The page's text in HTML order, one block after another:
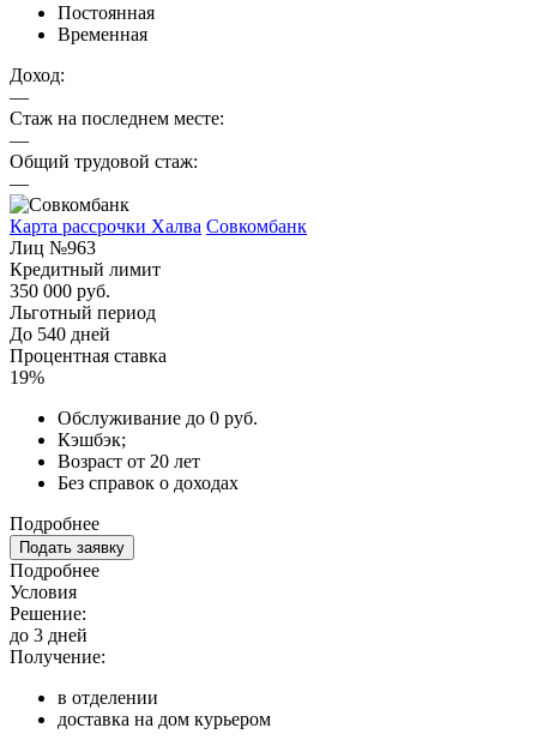
Постоянная
Временная
Доход:
—
Стаж на последнем месте:
—
Общий трудовой стаж:
—
Карта рассрочки Халва Совкомбанк
Лиц №963
Кредитный лимит
350 000 руб.
Льготный период
До 540 дней
Процентная ставка
19%
Обслуживание до 0 руб.
Кэшбэк;
Возраст от 20 лет
Без справок о доходах
Подробнее
Подать заявку
Подробнее
Условия
Решение:
до 3 дней
Получение:
в отделении
доставка на дом курьером